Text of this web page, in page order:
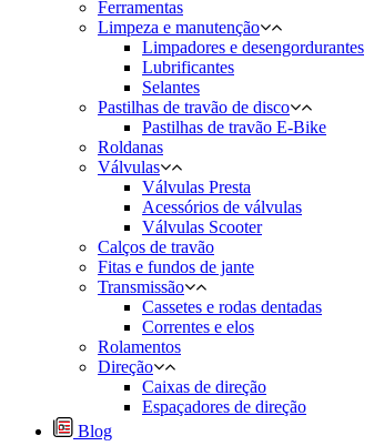
Ferramentas
Limpeza e manutenção
Limpadores e desengordurantes
Lubrificantes
Selantes
Pastilhas de travão de disco
Pastilhas de travão E-Bike
Roldanas
Válvulas
Válvulas Presta
Acessórios de válvulas
Válvulas Scooter
Calços de travão
Fitas e fundos de jante
Transmissão
Cassetes e rodas dentadas
Correntes e elos
Rolamentos
Direção
Caixas de direção
Espaçadores de direção
Blog